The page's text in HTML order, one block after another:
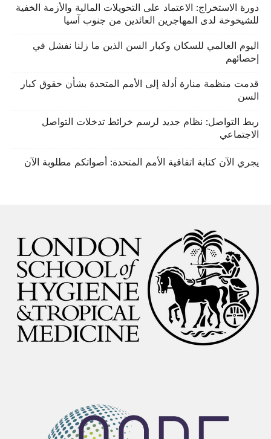
دورة الاستخراج: الاعتماد على التحويلات المالية والأزمة الخفية
للشيخوخة لدى المهاجرين العائدين من جنوب آسيا
اليوم العالمي للسكان وكبار السن الذين ما زلنا نفشل في
إحصائهم
قدمت منظمة منارة أدلة إلى الأمم المتحدة بشأن حقوق كبار
السن
ربط التواصل: نظام جديد لرسم خرائط تدخلات التواصل
الاجتماعي
يجري الآن كتابة اتفاقية الأمم المتحدة: أصواتكم مطلوبة الآن